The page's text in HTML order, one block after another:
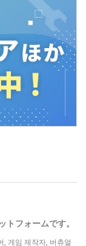
フォームです。
, 게임 제작자, 버츄얼